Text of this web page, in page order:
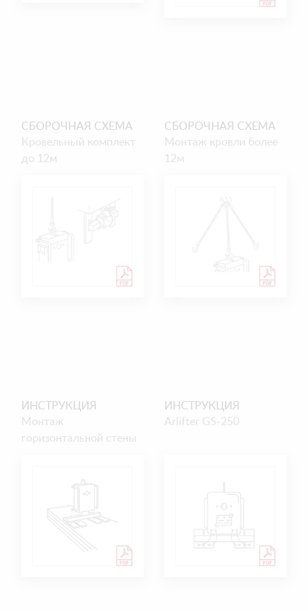
СБОРОЧНАЯ СХЕМА
Кровельный комплект
до 12м
СБОРОЧНАЯ СХЕМА
Монтаж кровли более
12м
ИНСТРУКЦИЯ
Монтаж
горизонтальной стены
ИНСТРУКЦИЯ
Arlifter GS-250